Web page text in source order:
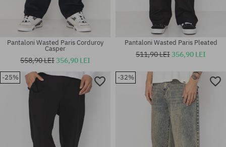
Mărimi existente:
30; 32; 34; 36
Mărimi existente:
30; 32; 36
Pantaloni Wasted Paris Corduroy
Casper
558,90 LEI356,90 LEI
Pantaloni Wasted Paris Pleated
511,90 LEI356,90 LEI
-25% -32%